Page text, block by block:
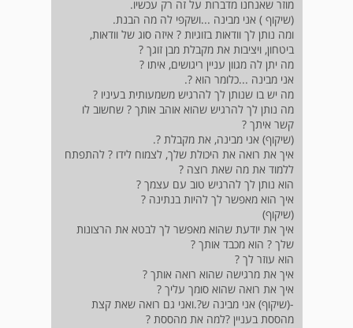
מוזר שאנחנו מדברות על זה רק עכשיו.
(שיקוף ) אני מבינה ...ושקפי לה מה הבנת.
ומה נותן לך וודאות בזוגיות ? איזה סוג של וודאות,
ביטחון, ויציבות את מקבלת מבן זוגך ?
מה יתן לה מגוון עניין ריגושים, איתו ?
אני מבינה ...כלומר הוא ?.
מה יש בו שנותן לך להרגיש משמעותית בעיניו ?
מה נותן לך להרגיש שהוא אוהב אותך ? שחשוב לו
קשר איתך ?
(שיקוף) אני מבינה, את מקבלת ?.
איך את רואה את היכולת שלך, לצמוח לידו ? להתפתח
ללמוד את מה שאת רוצה ?
הוא נותן לך להרגיש טוב עם עצמך ?
איך הוא מאפשר לך להיות בנתינה ?
(שיקוף)
איך את יודעת שהוא מאפשר לך לבטא את הרצונות
שלך ? הוא מכבד אותך ?
הוא עוזר לך ?
איך את מרגישה שהוא רואה אותך ?
איך את רואה שהוא סומך עליך ?
-(שיקוף) אני מבינה ש?.ואני גם רואה שאת קצת
מהססת בעניין ?למה את מהססת ?